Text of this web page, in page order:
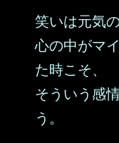
笑いは元気
心の中がマ
た時こそ、
そういう感
う。